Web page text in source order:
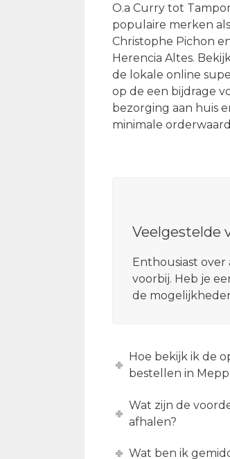
O.a Curry tot
populaire merken als
Christophe Pichon
Herencia Altes.
de lokale online
op de een bijdrage
bezorging aan huis
minimale
Veelgestelde
Enthousiast
voorbij. Heb je
de
Hoe bekijk ik de
bestellen in
Wat zijn de
afhalen?
Wat ben ik